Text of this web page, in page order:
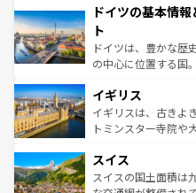
せる。地方によって
ンテンツ一覧 を参照
で、幅広い魅力が詰
聖堂、美しいビーチ
から魅了する。また
れ、フランス料理は
香り高いラベンダー
らに、パリ以外の地
も豊かな歴史と文化
を参照してほしい。
ドイツの基本情
ト
ドイツは、豊かな歴
の中心に位置する国
顔を持つこの国は、
ルリンの文化的活気
してライン川沿いの
は、お酒好きな人にはぜひ
ドイツ情報はコンテ
イギリス
イギリスは、古きよ
トミンスター寺院や
リアごとに異なる魅
ティー、ビール好き
スイス
スイスの国土面積は